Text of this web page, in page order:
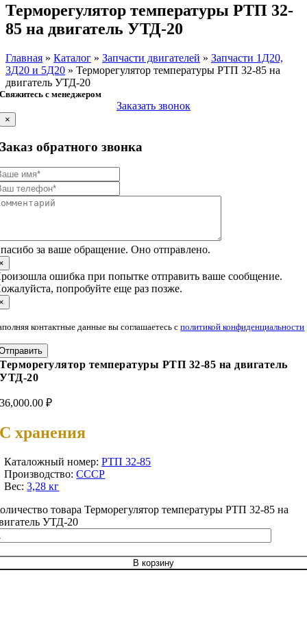
Терморегулятор температуры РТП 32-
85 на двигатель УТД-20
Главная » Каталог » Запчасти двигателей » Запчасти 1Д20,
3Д20 и 5Д20 » Терморегулятор температуры РТП 32-85 на
двигатель УТД-20
Свяжитесь с менеджером
Заказать звонок
×
Заказ обратного звонка
за ваше обращение. Оно отправлено.
ошибка при попытке отправить ваше сообщение.
попробуйте еще раз позже.
контактные данные вы соглашаетесь сполитикой конфиденциальности
Терморегулятор температуры РТП 32-85 на двигатель
УТД-20
36,000.00₽
С хранения
Каталожный номер:РТП 32-85
Производство:СССР
Вес:3,28 кг
товара Терморегулятор температуры РТП 32-85 на
УТД-20
В корзину